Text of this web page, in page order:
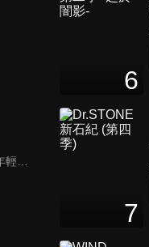
19世紀後半，英國。當年輕領主艾羅斯·特蘭西和他的執事克勞德·浮士德，遇上謝爾·凡多姆海伍和賽巴斯欽·米卡艾利斯時會產生什麼令人期待的故事呢？
6
7